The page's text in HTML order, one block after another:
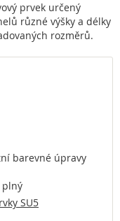
prvek určený
různé výšky a délky
rozměrů.
barevné úpravy
plný
SU5